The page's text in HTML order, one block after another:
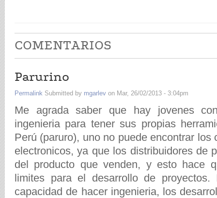
COMENTARIOS
Parurino
Permalink Submitted by mgarlev on Mar, 26/02/2013 - 3:04pm
Me agrada saber que hay jovenes
ingenieria para tener sus propias
Perú (paruro), uno no puede encontrar los
electronicos, ya que los distribuidores de
del producto que venden, y esto hace
limites para el desarrollo de
capacidad de hacer ingenieria, los